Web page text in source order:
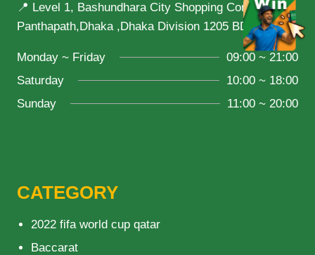
📍 Level 1, Bashundhara City Shopping Complex,
Panthapath,Dhaka ,Dhaka Division 1205 BD
Monday ~ Friday
09:00 ~ 21:00
Saturday
10:00 ~ 18:00
Sunday
11:00 ~ 20:00
CATEGORY
2022 fifa world cup qatar
Baccarat